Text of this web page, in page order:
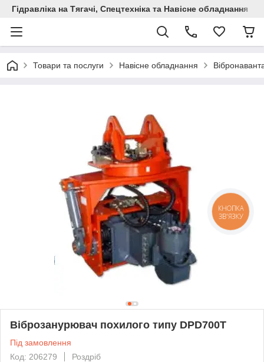
Гідравліка на Тягачі, Спецтехніка та Навісне обладнання
Товари та послуги Навісне обладнання
Віброзанурювач похилого типу DPD700T
Під замовлення
Код: 206279
Роздріб
КНОПКА
ЗВ'ЯЗКУ